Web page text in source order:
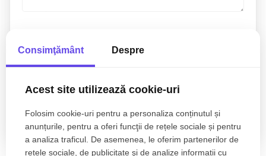
de confidentialitate
Consimţământ Despre
Acest site utilizează cookie-uri
Folosim cookie-uri pentru a personaliza conținutul și
anunțurile, pentru a oferi funcţii de rețele sociale și pentru
a analiza traficul. De asemenea, le oferim partenerilor de
rețele sociale, de publicitate şi de analize informații cu